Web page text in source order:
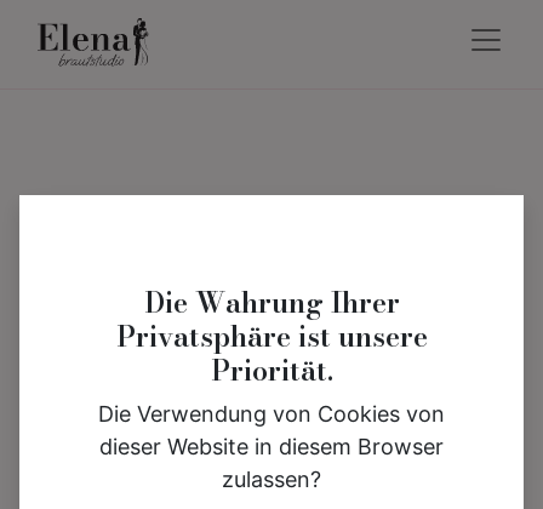
Die Wahrung Ihrer
Privatsphäre ist unsere
Priorität.
Die Verwendung von Cookies von
dieser Website in diesem Browser
zulassen?